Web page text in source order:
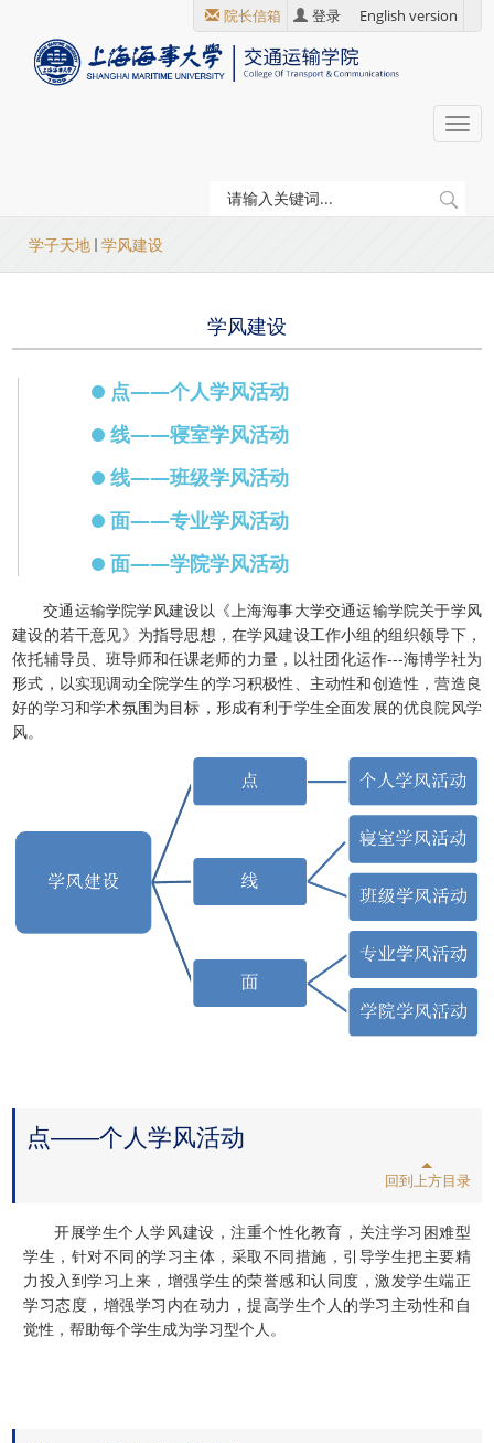
院长信箱 登录 English version
当
前
置
学子天地 学风建设
学风建设
点——个人学风活动
线——寝室学风活动
线——班级学风活动
面——专业学风活动
面——学院学风活动
交通运输学院学风建设以《上海海事大学交通运输学院关于学风
建设的若干意见》为指导思想，在学风建设工作小组的组织领导下，
依托辅导员、班导师和任课老师的力量，以社团化运作---海博学社为
形式，以实现调动全院学生的学习积极性、主动性和创造性，营造良
好的学习和学术氛围为目标，形成有利于学生全面发展的优良院风学
风。
点——个人学风活动
回到上方目录
开展学生个人学风建设，注重个性化教育，关注学习困难型
学生，针对不同的学习主体，采取不同措施，引导学生把主要精
力投入到学习上来，增强学生的荣誉感和认同度，激发学生端正
学习态度，增强学习内在动力，提高学生个人的学习主动性和自
觉性，帮助每个学生成为学习型个人。